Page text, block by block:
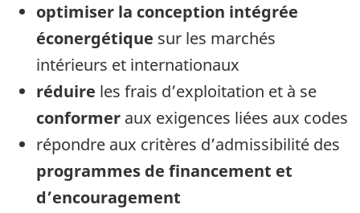
optimiser la conception intégrée
éconergétique sur les marchés
intérieurs et internationaux
réduire les frais d’exploitation et à se
conformer aux exigences liées aux codes
répondre aux critères d’admissibilité des
programmes de financement et
d’encouragement